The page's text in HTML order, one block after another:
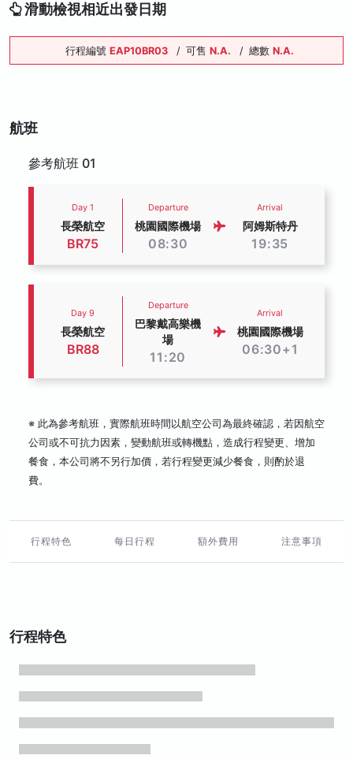
滑動檢視相近出發日期
行程編號 EAP10BR03 / 可售 N.A. / 總數 N.A.
航班
參考航班 01
Day 1
長榮航空
BR75
Departure
桃園國際機場
08:30
Arrival
阿姆斯特丹
19:35
Day 9
長榮航空
BR88
Departure
巴黎戴高樂機
場
11:20
Arrival
桃園國際機場
06:30+1
※ 此為參考航班，實際航班時間以航空公司為最終確認，若因航空
公司或不可抗力因素，變動航班或轉機點，造成行程變更、增加
餐食，本公司將不另行加價，若行程變更減少餐食，則酌於退
費。
行程特色 每日行程 額外費用 注意事項
行程特色